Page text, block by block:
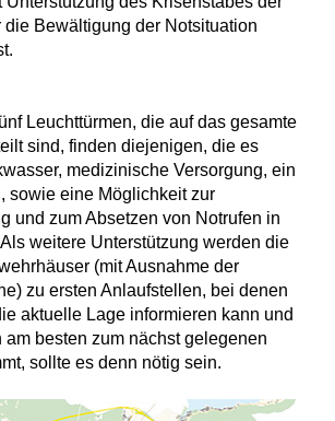
die Bewältigung der Notsituation
Leuchttürmen, die auf das gesamte
sind, finden diejenigen, die es
medizinische Versorgung, ein
sowie eine Möglichkeit zur
und zum Absetzen von Notrufen in
weitere Unterstützung werden die
(mit Ausnahme der
zu ersten Anlaufstellen, bei denen
aktuelle Lage informieren kann und
am besten zum nächst gelegenen
sollte es denn nötig sein.